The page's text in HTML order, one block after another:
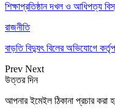
শিক্ষাপ্রতিষ্ঠান দখল ও আধিপত্য
রাজনীতি
বাড়তি বিদ্যুৎ বিলের অভিযোগে
Prev Next
উত্তর দিন
আপনার ইমেইল ঠিকানা প্রচার করা